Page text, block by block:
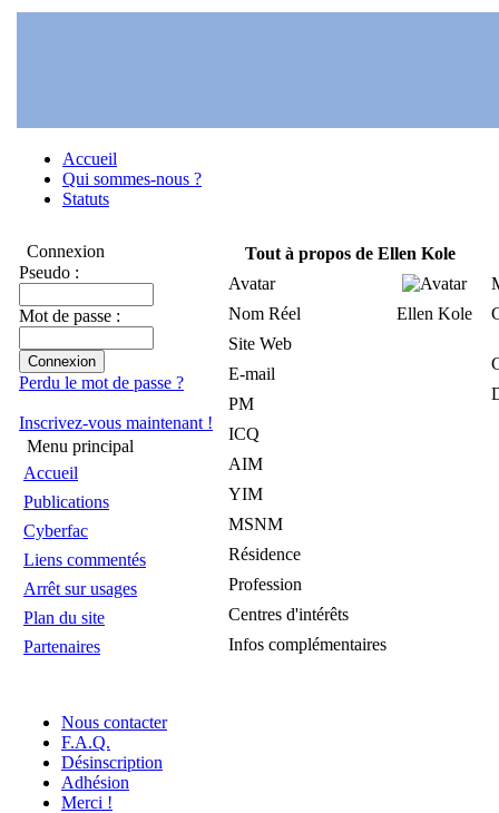
Accueil
Qui sommes-nous ?
Statuts
Connexion
Pseudo :
Mot de passe :
Perdu le mot de passe ?
Inscrivez-vous maintenant !
Menu principal
Accueil
Publications
Cyberfac
Liens commentés
Arrêt sur usages
Plan du site
Partenaires
Tout à propos de Ellen Kole
Avatar
Nom Réel
Ellen Kole
Site Web
E-mail
PM
ICQ
AIM
YIM
MSNM
Résidence
Profession
Centres d'intérêts
Infos complémentaires
Nous contacter
F.A.Q.
Désinscription
Adhésion
Merci !